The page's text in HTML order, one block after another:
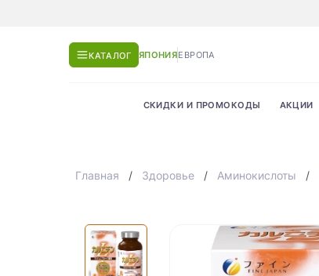
КАТАЛОГ ЯПОНИЯЕВРОПА
СКИДКИ И ПРОМОКОДЫ АКЦИИ
Главная Здоровье Аминокислоты